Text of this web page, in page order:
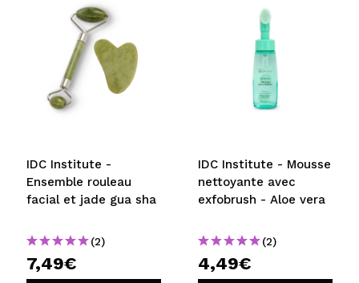
IDC Institute -
Ensemble rouleau
facial et jade gua sha
(2)
7,49€
IDC Institute - Mousse
nettoyante avec
exfobrush - Aloe vera
(2)
4,49€